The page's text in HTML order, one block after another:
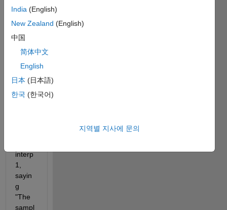
I like
interp
olate
data
on a
interp
1,
sayin
g
"The
sampl
India (English)
New Zealand (English)
中国
简体中文
English
日本 (日本語)
한국 (한국어)
지역별 지사에 문의